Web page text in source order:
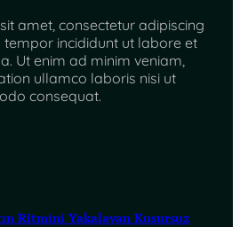
amet, consectetur adipiscing
tempor incididunt ut labore et
Ut enim ad minim veniam,
ullamco laboris nisi ut
consequat.
Ritmini Yakalayan Kusursuz